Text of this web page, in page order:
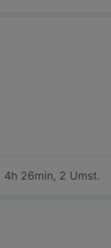
4h 26min, 2 Umst.